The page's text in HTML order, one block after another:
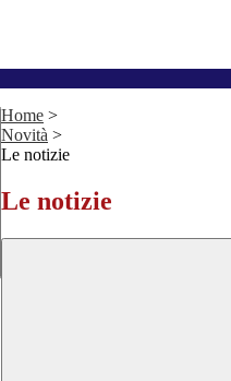
Home >
Novità >
Le notizie
Le notizie